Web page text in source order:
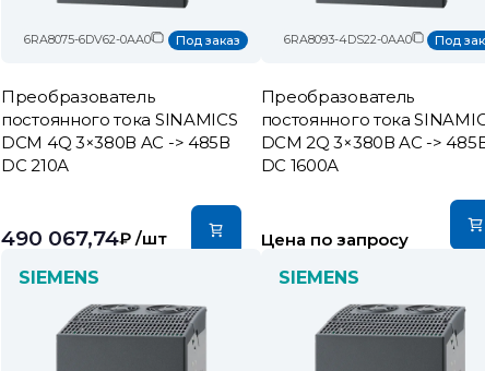
6RA8075-6DV62-0AA0 Под заказ
Преобразователь
постоянного тока SINAMICS
DCM 4Q 3×380В AC -> 485В
DC 210А
490 067,74₽ /шт
6RA8093-4DS22-0AA0 Под
Преобразователь
постоянного тока
DCM 2Q 3×380В AC ->
DC 1600А
Цена по запросу
SIEMENS
SIEMENS